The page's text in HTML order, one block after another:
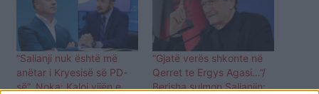
“Salianji nuk është më
anëtar i Kryesisë së PD-
së”, Noka: Kaloi vijën e
“Gjatë verës shkonte në
Qerret te Ergys Agasi…”/
Berisha sulmon Salianjin: